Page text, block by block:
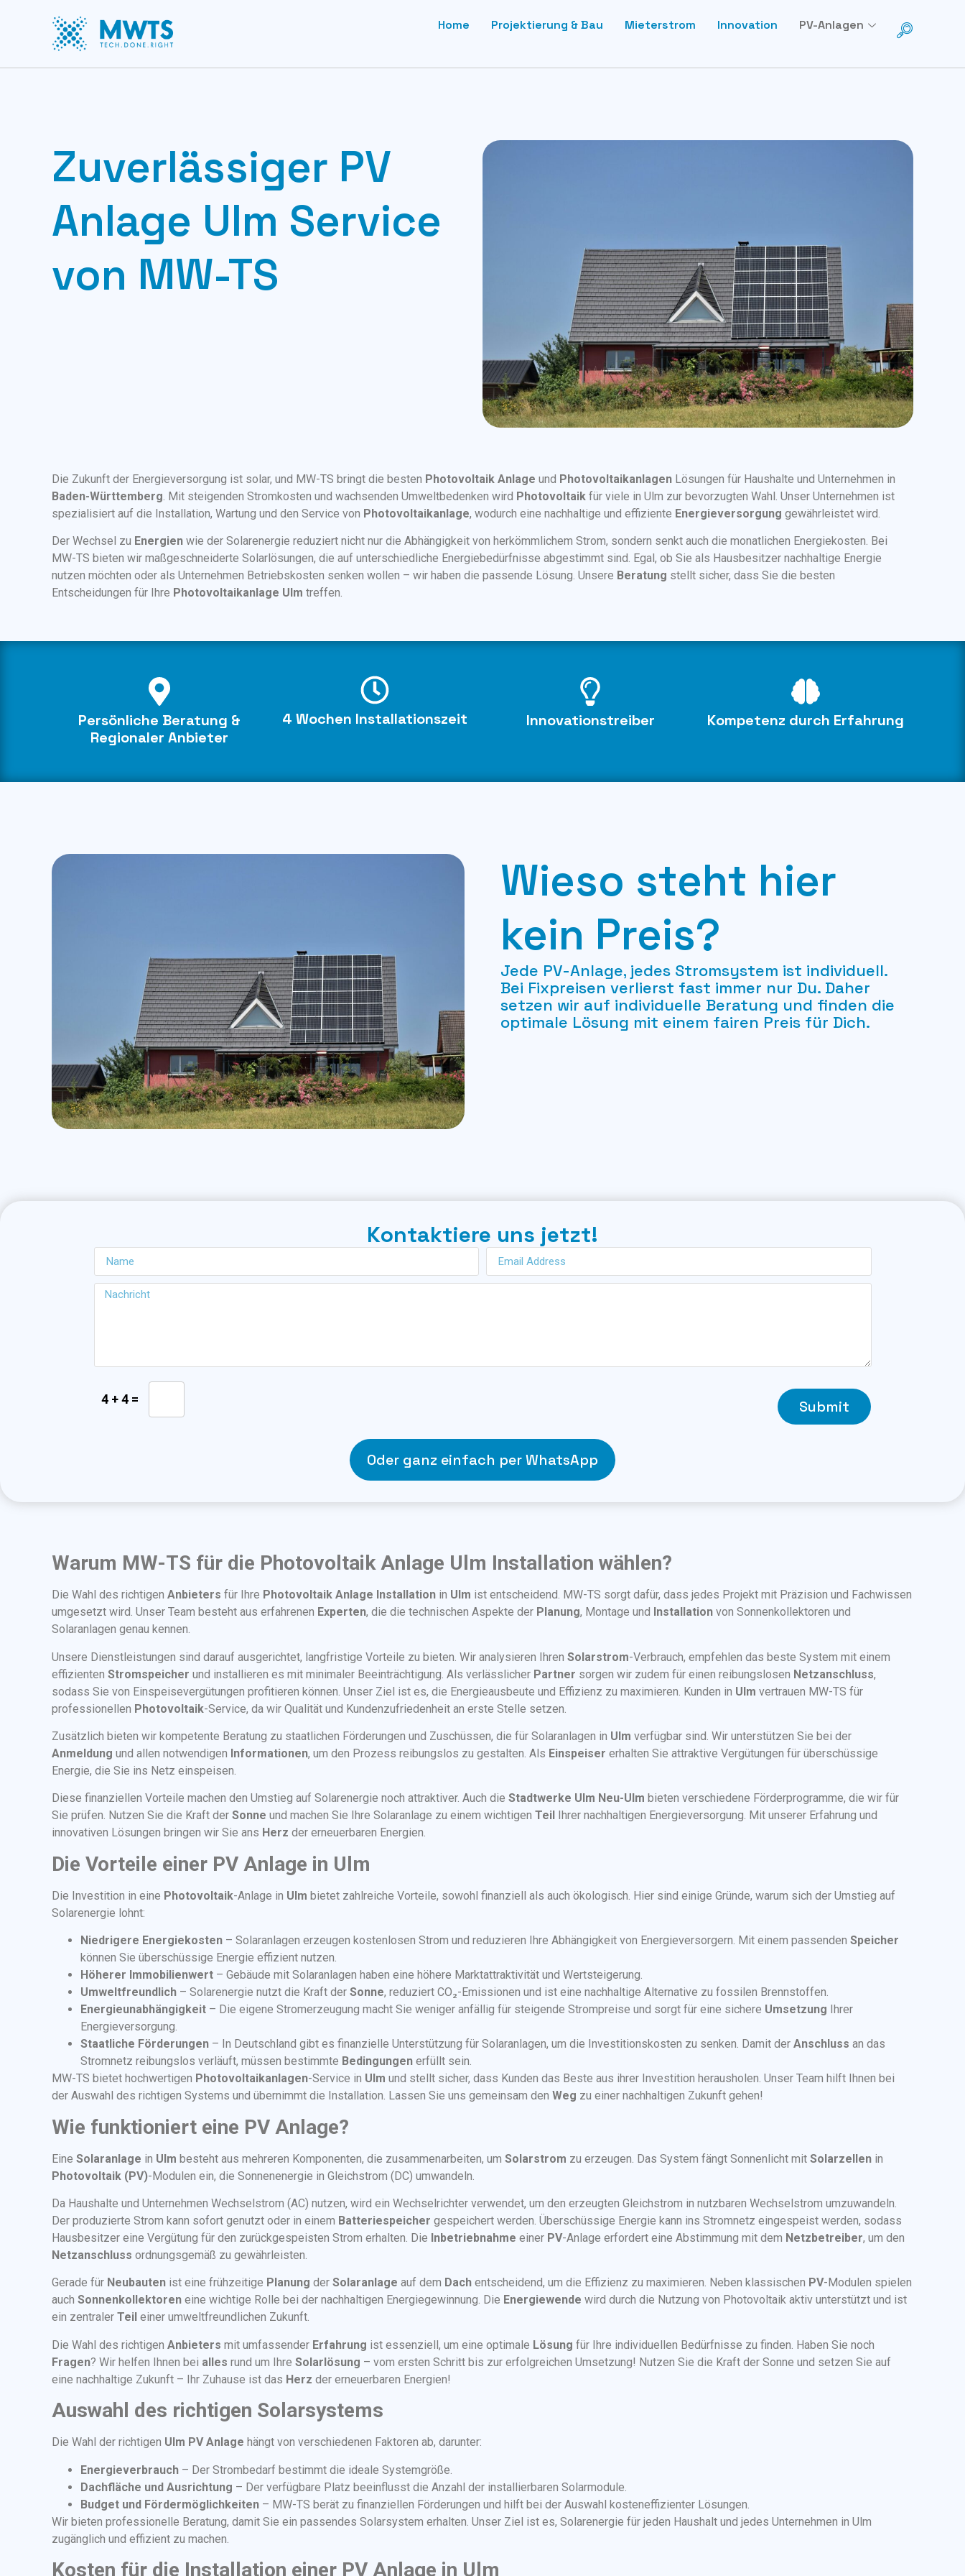
Home Projektierung & Bau Mieterstrom Innovation PV-Anlagen
Zuverlässiger PV
Anlage Ulm Service
von MW-TS
Die Zukunft der Energieversorgung ist solar, und MW-TS bringt die besten Photovoltaik Anlage und Photovoltaikanlagen Lösungen für Haushalte und Unternehmen in
Baden-Württemberg. Mit steigenden Stromkosten und wachsenden Umweltbedenken wird Photovoltaik für viele in Ulm zur bevorzugten Wahl. Unser Unternehmen ist
spezialisiert auf die Installation, Wartung und den Service von Photovoltaikanlage, wodurch eine nachhaltige und effiziente Energieversorgung gewährleistet wird.
Der Wechsel zu Energien wie der Solarenergie reduziert nicht nur die Abhängigkeit von herkömmlichem Strom, sondern senkt auch die monatlichen Energiekosten. Bei
MW-TS bieten wir maßgeschneiderte Solarlösungen, die auf unterschiedliche Energiebedürfnisse abgestimmt sind. Egal, ob Sie als Hausbesitzer nachhaltige Energie
nutzen möchten oder als Unternehmen Betriebskosten senken wollen – wir haben die passende Lösung. Unsere Beratung stellt sicher, dass Sie die besten
Entscheidungen für Ihre Photovoltaikanlage Ulm treffen.
Persönliche Beratung &
Regionaler Anbieter
4 Wochen Installationszeit Innovationstreiber Kompetenz durch Erfahrung
Wieso steht hier
kein Preis?
Jede PV-Anlage, jedes Stromsystem ist individuell.
Bei Fixpreisen verlierst fast immer nur Du. Daher
setzen wir auf individuelle Beratung und finden die
optimale Lösung mit einem fairen Preis für Dich.
Kontaktiere uns jetzt!
4 + 4 = Submit
Oder ganz einfach per WhatsApp
Warum MW-TS für die Photovoltaik Anlage Ulm Installation wählen?
Die Wahl des richtigen Anbieters für Ihre Photovoltaik Anlage Installation in Ulm ist entscheidend. MW-TS sorgt dafür, dass jedes Projekt mit Präzision und Fachwissen
umgesetzt wird. Unser Team besteht aus erfahrenen Experten, die die technischen Aspekte der Planung, Montage und Installation von Sonnenkollektoren und
Solaranlagen genau kennen.
Unsere Dienstleistungen sind darauf ausgerichtet, langfristige Vorteile zu bieten. Wir analysieren Ihren Solarstrom-Verbrauch, empfehlen das beste System mit einem
effizienten Stromspeicher und installieren es mit minimaler Beeinträchtigung. Als verlässlicher Partner sorgen wir zudem für einen reibungslosen Netzanschluss,
sodass Sie von Einspeisevergütungen profitieren können. Unser Ziel ist es, die Energieausbeute und Effizienz zu maximieren. Kunden in Ulm vertrauen MW-TS für
professionellen Photovoltaik-Service, da wir Qualität und Kundenzufriedenheit an erste Stelle setzen.
Zusätzlich bieten wir kompetente Beratung zu staatlichen Förderungen und Zuschüssen, die für Solaranlagen in Ulm verfügbar sind. Wir unterstützen Sie bei der
Anmeldung und allen notwendigen Informationen, um den Prozess reibungslos zu gestalten. Als Einspeiser erhalten Sie attraktive Vergütungen für überschüssige
Energie, die Sie ins Netz einspeisen.
Diese finanziellen Vorteile machen den Umstieg auf Solarenergie noch attraktiver. Auch die Stadtwerke Ulm Neu-Ulm bieten verschiedene Förderprogramme, die wir für
Sie prüfen. Nutzen Sie die Kraft der Sonne und machen Sie Ihre Solaranlage zu einem wichtigen Teil
Ihrer nachhaltigen Energieversorgung. Mit unserer Erfahrung und
innovativen Lösungen bringen wir Sie ans Herz der erneuerbaren Energien.
Die Vorteile einer PV Anlage in Ulm
Die Investition in eine Photovoltaik-Anlage in Ulm bietet zahlreiche Vorteile, sowohl finanziell als auch ökologisch. Hier sind einige Gründe, warum sich der Umstieg auf
Solarenergie lohnt:
Niedrigere Energiekosten – Solaranlagen erzeugen kostenlosen Strom und reduzieren Ihre Abhängigkeit von Energieversorgern. Mit einem passenden Speicher
können Sie überschüssige Energie effizient nutzen.
Höherer Immobilienwert – Gebäude mit Solaranlagen haben eine höhere Marktattraktivität und Wertsteigerung.
Umweltfreundlich – Solarenergie nutzt die Kraft der Sonne, reduziert CO₂-Emissionen und ist eine nachhaltige Alternative zu fossilen Brennstoffen.
Energieunabhängigkeit – Die eigene Stromerzeugung macht Sie weniger anfällig für steigende Strompreise und sorgt für eine sichere Umsetzung Ihrer
Energieversorgung.
Staatliche Förderungen – In Deutschland gibt es finanzielle Unterstützung für Solaranlagen, um die Investitionskosten zu senken. Damit der Anschluss an das
Stromnetz reibungslos verläuft, müssen bestimmte Bedingungen erfüllt sein.
MW-TS bietet hochwertigen Photovoltaikanlagen-Service in Ulm und stellt sicher, dass Kunden das Beste aus ihrer Investition herausholen. Unser Team hilft Ihnen bei
der Auswahl des richtigen Systems und übernimmt die Installation. Lassen Sie uns gemeinsam den Weg zu einer nachhaltigen Zukunft gehen!
Wie funktioniert eine PV Anlage?
Eine Solaranlage in Ulm besteht aus mehreren Komponenten, die zusammenarbeiten, um Solarstrom zu erzeugen. Das System fängt Sonnenlicht mit Solarzellen in
Photovoltaik (PV)-Modulen ein, die Sonnenenergie in Gleichstrom (DC) umwandeln.
Da Haushalte und Unternehmen Wechselstrom (AC) nutzen, wird ein Wechselrichter verwendet, um den erzeugten Gleichstrom in nutzbaren Wechselstrom umzuwandeln.
Der produzierte Strom kann sofort genutzt oder in einem Batteriespeicher gespeichert werden. Überschüssige Energie kann ins Stromnetz eingespeist werden, sodass
Hausbesitzer eine Vergütung für den zurückgespeisten Strom erhalten. Die Inbetriebnahme einer PV-Anlage erfordert eine Abstimmung mit dem Netzbetreiber, um den
Netzanschluss ordnungsgemäß zu gewährleisten.
Gerade für Neubauten ist eine frühzeitige Planung der Solaranlage auf dem Dach entscheidend, um die Effizienz zu maximieren. Neben klassischen PV-Modulen spielen
auch Sonnenkollektoren eine wichtige Rolle bei der nachhaltigen Energiegewinnung. Die Energiewende wird durch die Nutzung von Photovoltaik aktiv unterstützt und ist
ein zentraler Teil einer umweltfreundlichen Zukunft.
Die Wahl des richtigen Anbieters mit umfassender Erfahrung ist essenziell, um eine optimale Lösung für Ihre individuellen Bedürfnisse zu finden. Haben Sie noch
Fragen? Wir helfen Ihnen bei alles rund um Ihre Solarlösung – vom ersten Schritt bis zur erfolgreichen Umsetzung! Nutzen Sie die Kraft der Sonne und setzen Sie auf
eine nachhaltige Zukunft – Ihr Zuhause ist das Herz der erneuerbaren Energien!
Auswahl des richtigen Solarsystems
Die Wahl der richtigen Ulm PV Anlage hängt von verschiedenen Faktoren ab, darunter:
Energieverbrauch – Der Strombedarf bestimmt die ideale Systemgröße.
Dachfläche und Ausrichtung – Der verfügbare Platz beeinflusst die Anzahl der installierbaren Solarmodule.
Budget und Fördermöglichkeiten – MW-TS berät zu finanziellen Förderungen und hilft bei der Auswahl kosteneffizienter Lösungen.
Wir bieten professionelle Beratung, damit Sie ein passendes Solarsystem erhalten. Unser Ziel ist es, Solarenergie für jeden Haushalt und jedes Unternehmen in Ulm
zugänglich und effizient zu machen.
Kosten für die Installation einer PV Anlage in Ulm